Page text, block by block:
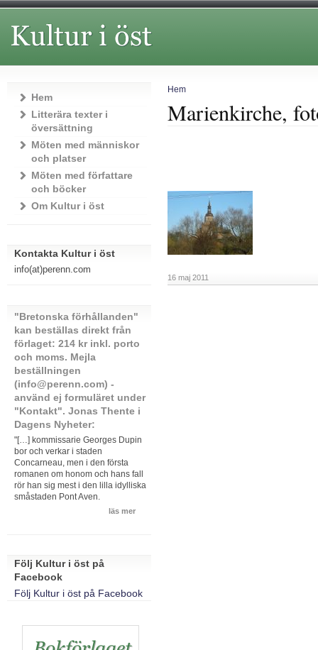
Hem
Marienkirche,
16 maj 2011
Hem
Litterära texter i
översättning
Möten med människor
och platser
Möten med författare
och böcker
Om Kultur i öst
Kontakta Kultur i öst
info(at)perenn.com
"Bretonska förhållanden"
kan beställas direkt från
förlaget: 214 kr inkl. porto
och moms. Mejla
beställningen
(info@perenn.com) -
använd ej formuläret under
"Kontakt". Jonas Thente i
Dagens Nyheter:
"[…] kommissarie Georges Dupin
bor och verkar i staden
Concarneau, men i den första
romanen om honom och hans fall
rör han sig mest i den lilla idylliska
småstaden Pont Aven.
läs mer
Följ Kultur i öst på
Facebook
Följ Kultur i öst på Facebook